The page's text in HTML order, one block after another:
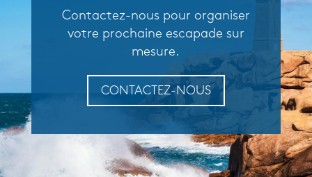
Contactez-nous pour organiser
votre prochaine escapade sur
mesure.
CONTACTEZ-NOUS